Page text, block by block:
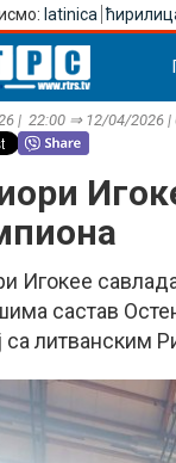
latinica
| 22:00 ⇒ 12/04/2026 |
Игокее
састав
са литванским